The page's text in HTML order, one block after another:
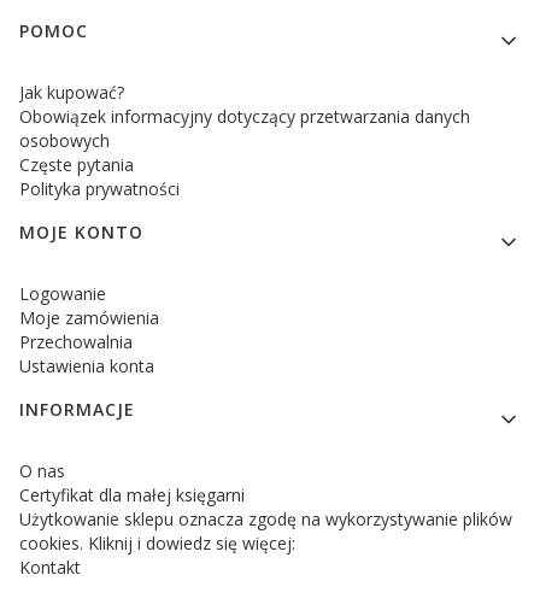
POMOC
Jak kupować?
Obowiązek informacyjny dotyczący przetwarzania danych
osobowych
Częste pytania
Polityka prywatności
MOJE KONTO
Logowanie
Moje zamówienia
Przechowalnia
Ustawienia konta
INFORMACJE
O nas
Certyfikat dla małej księgarni
Użytkowanie sklepu oznacza zgodę na wykorzystywanie plików
cookies. Kliknij i dowiedz się więcej:
Kontakt